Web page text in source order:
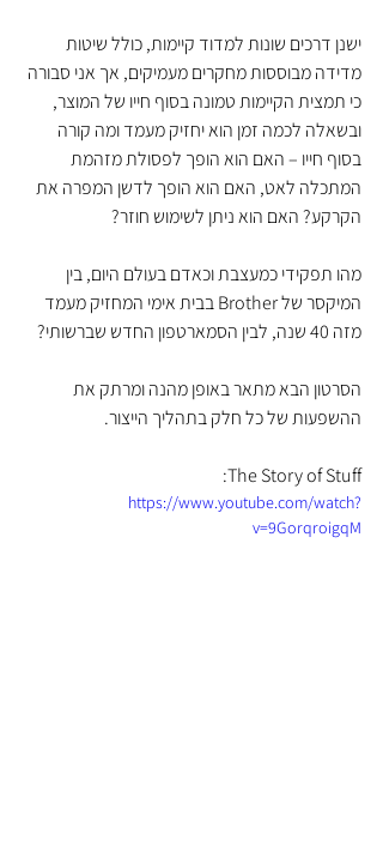
ישנן דרכים שונות למדוד קיימות, כולל שיטות
מדידה מבוססות מחקרים מעמיקים, אך אני סבורה
כי תמצית הקיימות טמונה בסוף חייו של המוצר,
ובשאלה לכמה זמן הוא יחזיק מעמד ומה קורה
בסוף חייו – האם הוא הופך לפסולת מזהמת
המתכלה לאט, האם הוא הופך לדשן המפרה את
הקרקע? האם הוא ניתן לשימוש חוזר?
מהו תפקידי כמעצבת וכאדם בעולם היום, בין
המיקסר של Brother בבית אימי המחזיק מעמד
מזה 40 שנה, לבין הסמארטפון החדש שברשותי?
הסרטון הבא מתאר באופן מהנה ומרתק את
ההשפעות של כל חלק בתהליך הייצור.
The Story of Stuff:
https://www.youtube.com/watch?
v=9GorqroigqM